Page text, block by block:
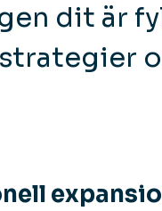
dit är